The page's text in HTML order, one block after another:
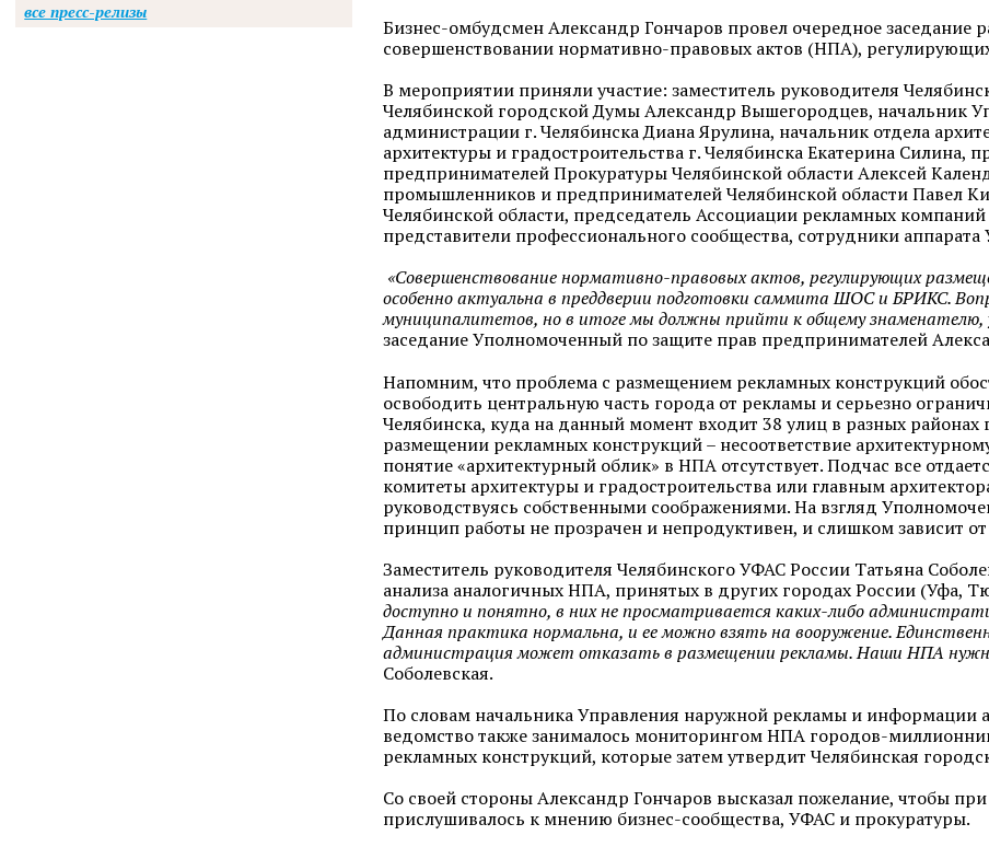
Бизнес-омбудсмен Александр Гончаров провел очередное
совершенствовании нормативно-правовых актов (НПА),
В мероприятии приняли участие: заместитель руководителя
Челябинской городской Думы Александр Вышегородцев, начальник
администрации г. Челябинска Диана Ярулина, начальник отдела
архитектуры и градостроительства г. Челябинска Екатерина Силина,
предпринимателей Прокуратуры Челябинской области Алексей
промышленников и предпринимателей Челябинской области Павел
Челябинской области, председатель Ассоциации рекламных
представители профессионального сообщества, сотрудники
«Совершенствование нормативно-правовых актов, регулирующих
особенно актуальна в преддверии подготовки саммита ШОС и БРИКС.
муниципалитетов, но в итоге мы должны прийти к общему знаменателю,
заседание Уполномоченный по защите прав предпринимателей
Напомним, что проблема с размещением рекламных конструкций
освободить центральную часть города от рекламы и серьезно
Челябинска, куда на данный момент входит 38 улиц в разных
размещении рекламных конструкций – несоответствие
понятие «архитектурный облик» в НПА отсутствует. Подчас все
комитеты архитектуры и градостроительства или главным
руководствуясь собственными соображениями. На взгляд
принцип работы не прозрачен и непродуктивен, и слишком зависит
Заместитель руководителя Челябинского УФАС России Татьяна
анализа аналогичных НПА, принятых в других городах России (Уфа,
доступно и понятно, в них не просматривается каких-либо
Данная практика нормальна, и ее можно взять на вооружение.
администрация может отказать в размещении рекламы. Наши НПА
Соболевская.
По словам начальника Управления наружной рекламы и информации
ведомство также занималось мониторингом НПА городов-
рекламных конструкций, которые затем утвердит Челябинская
Со своей стороны Александр Гончаров высказал пожелание, чтобы
прислушивалось к мнению бизнес-сообщества, УФАС и прокуратуры.
все пресс-релизы